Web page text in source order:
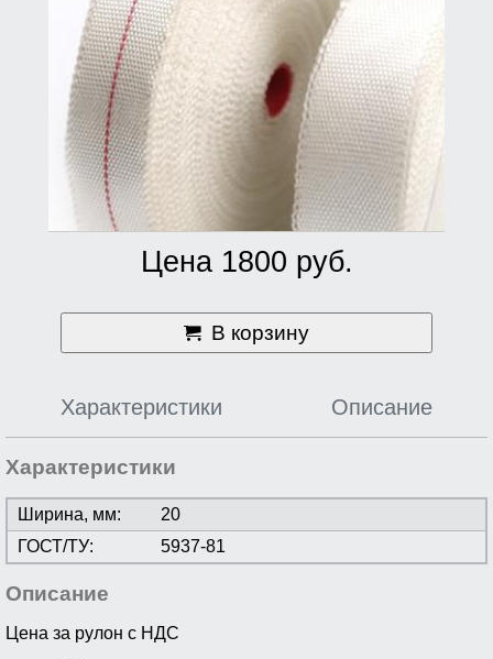
Цена 1800 руб.
В корзину
Характеристики Описание
Характеристики
Ширина, мм:
20
ГОСТ/ТУ:
5937-81
Описание
Цена за рулон с НДС